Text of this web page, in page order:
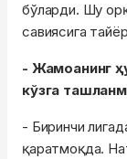
бўларди. Шу
савиясига
- Жамоанинг
кўзга
- Биринчи
қаратмоқда.